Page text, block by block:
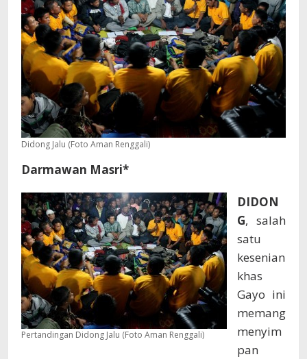
Didong Jalu (Foto Aman Renggali)
Darmawan Masri*
Pertandingan Didong Jalu (Foto Aman Renggali)
DIDON
G, salah
satu
kesenian
khas
Gayo ini
memang
menyim
pan